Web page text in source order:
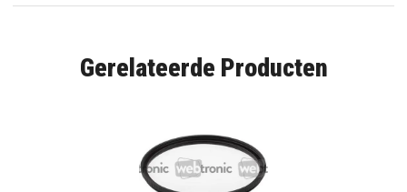
Gerelateerde Producten